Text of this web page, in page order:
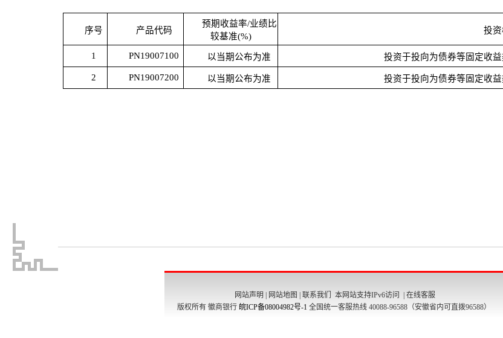
网站声明 网站地图 联系我们 本网站支持IPv6访问 | 在线客服
版权所有 徽商银行 皖ICP备08004982号-1 全国统一客服热线 40088-96588（安徽省内可直拨96588）